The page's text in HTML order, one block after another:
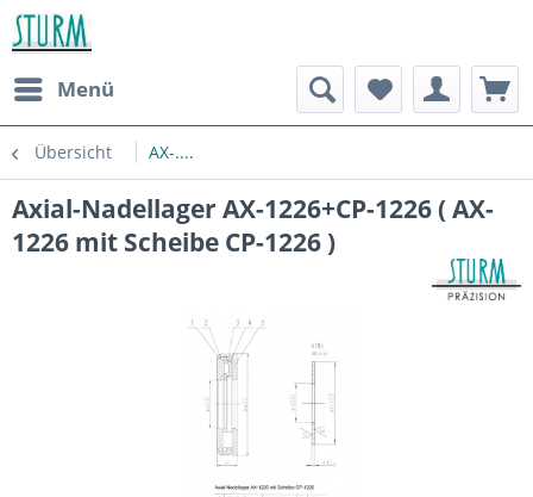
Menü
Übersicht AX-....
Axial-Nadellager AX-1226+CP-1226 ( AX-
1226 mit Scheibe CP-1226 )